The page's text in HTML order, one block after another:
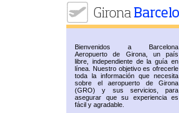
Bienvenidos a Barcelona
Aeropuerto de Girona, un país
libre, independiente de la guía en
línea. Nuestro objetivo es ofrecerle
toda la información que necesita
sobre el aeropuerto de Girona
(GRO) y sus servicios, para
asegurar que su experiencia es
fácil y agradable.